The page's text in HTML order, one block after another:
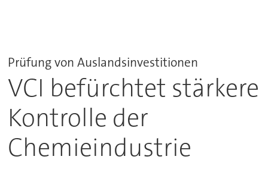
Prüfung von Auslandsinvestitionen
VCI befürchtet stärkere
Kontrolle der
Chemieindustrie